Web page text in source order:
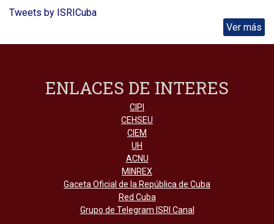
Tweets by ISRICuba
Ver más
ENLACES DE INTERES
CIPI
CEHSEU
CIEM
UH
ACNU
MINREX
Gaceta Oficial de la República de Cuba
Red Cuba
Grupo de Telegram ISRI Canal